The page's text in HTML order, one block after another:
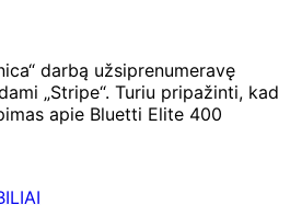
darbą užsiprenumeravę
„Stripe“. Turiu pripažinti, kad
apie Bluetti Elite 400